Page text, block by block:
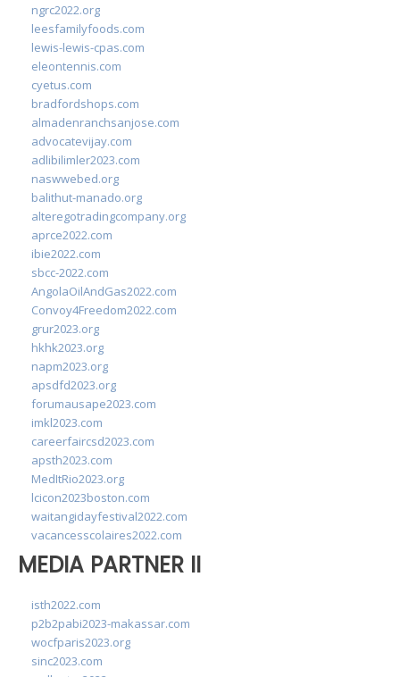
ngrc2022.org
leesfamilyfoods.com
lewis-lewis-cpas.com
eleontennis.com
cyetus.com
bradfordshops.com
almadenranchsanjose.com
advocatevijay.com
adlibilimler2023.com
naswwebed.org
balithut-manado.org
alteregotradingcompany.org
aprce2022.com
ibie2022.com
sbcc-2022.com
AngolaOilAndGas2022.com
Convoy4Freedom2022.com
grur2023.org
hkhk2023.org
napm2023.org
apsdfd2023.org
forumausape2023.com
imkl2023.com
careerfaircsd2023.com
apsth2023.com
MedItRio2023.org
lcicon2023boston.com
waitangidayfestival2022.com
vacancesscolaires2022.com
MEDIA PARTNER II
isth2022.com
p2b2pabi2023-makassar.com
wocfparis2023.org
sinc2023.com